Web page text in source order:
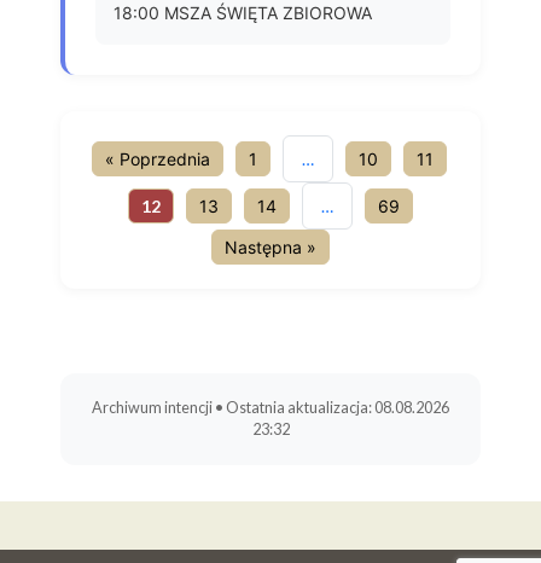
18:00 MSZA ŚWIĘTA ZBIOROWA
« Poprzednia 1 … 10 11
12 13 14 …
69
Następna »
Archiwum intencji • Ostatnia aktualizacja: 08.08.2026
23:32